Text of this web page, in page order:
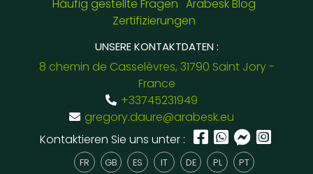
Häufig gestellte Fragen Arabesk Blog
Zertifizierungen
UNSERE KONTAKTDATEN :
8 chemin de Casselèvres, 31790 Saint Jory -
France
+33745231949
gregory.daure@arabesk.eu
Kontaktieren Sie uns unter :
FR GB ES IT DE PL PT